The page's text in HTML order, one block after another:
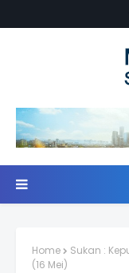
Home
Sukan :
(16 Mei)